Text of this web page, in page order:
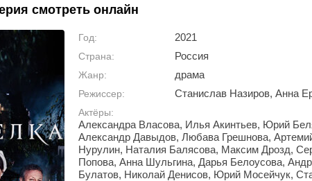
смотреть онлайн
Год: 2021
Страна: Россия
Жанр: драма
Режиссер: Станислав Назиров, Анна
Актёры:
Александра Власова, Илья Акинтьев, Юрий
Александр Давыдов, Любава Грешнова,
Нурулин, Наталия Балясова, Максим Дрозд,
Попова, Анна Шульгина, Дарья Белоусова,
Булатов, Николай Денисов, Юрий Мосейчук,